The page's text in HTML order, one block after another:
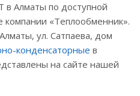
в Алматы по доступной
«Теплообменник».
ул. Сатпаева, дом
конденсаторные в
на сайте нашей